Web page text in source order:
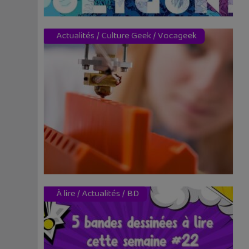
Actualités/ Culture Geek/Vocageek
À lire/Actualités/ BD